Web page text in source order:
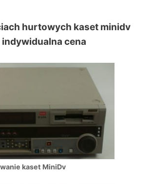
hurtowych kaset minidv
indywidualna cena
kaset MiniDv